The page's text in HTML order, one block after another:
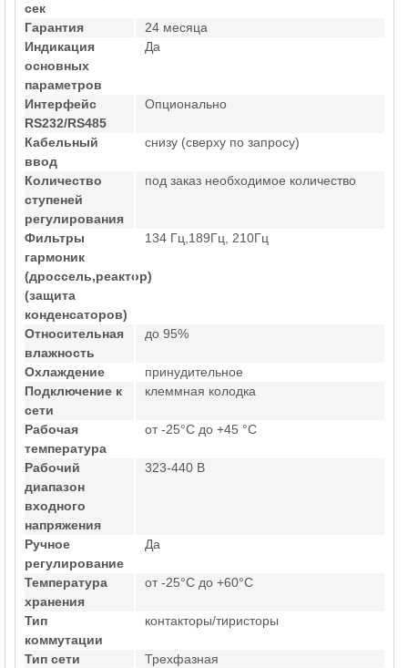
сек
Гарантия
24 месяца
Индикация
основных
параметров
Да
Интерфейс
RS232/RS485
Опционально
Кабельный
ввод
снизу (сверху по запросу)
Количество
ступеней
регулирования
под заказ необходимое количество
Фильтры
гармоник
(дроссель,реактор)
(защита
конденсаторов)
134 Гц,189Гц, 210Гц
Относительная
влажность
до 95%
Охлаждение
принудительное
Подключение к
сети
клеммная колодка
Рабочая
температура
от -25°C до +45 °C
Рабочий
диапазон
входного
напряжения
323-440 В
Ручное
регулирование
Да
Температура
хранения
от -25°C до +60°C
Тип
коммутации
контакторы/тиристоры
Тип сети
Трехфазная